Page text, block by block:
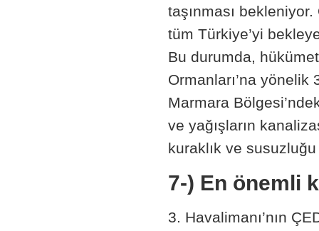
taşınması
tüm Türkiye’yi
Bu durumda,
Ormanları’na
Marmara
ve yağışların
kuraklık ve
7-) En önemli
3. Havalimanı’nın